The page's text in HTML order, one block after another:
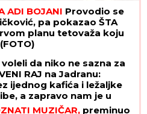
ADI BOJANI Provodio se
pa pokazao ŠTA
planu tetovaža koju
da niko ne sazna za
RAJ na Jadranu:
ijednog kafića i ležaljke
a zapravo nam je u
- ko jednom ode, teško se
MUZIČAR, preminuo